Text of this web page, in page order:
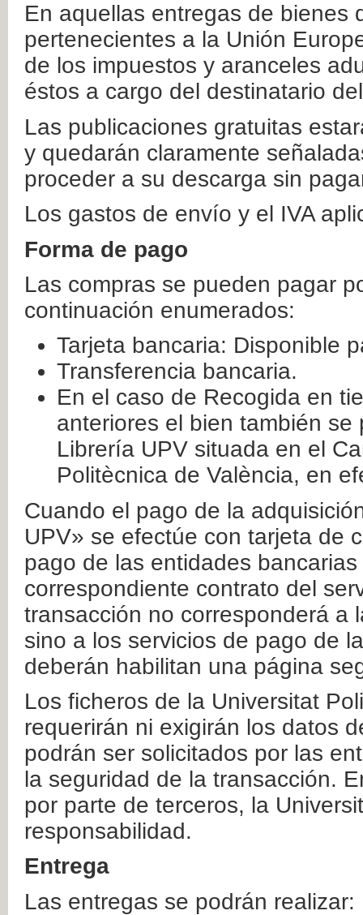
En aquellas entregas de bienes
pertenecientes a la Unión
de los impuestos y aranceles
éstos a cargo del destinatario
Las publicaciones gratuitas
y quedarán claramente
proceder a su descarga sin
Los gastos de envío y el IVA
Forma de pago
Las compras se pueden pagar
continuación enumerados:
Tarjeta bancaria: Disponible
Transferencia bancaria.
En el caso de Recogida en
anteriores el bien también
Librería UPV situada en el
Politècnica de València, en
Cuando el pago de la
UPV» se efectúe con tarjeta de
pago de las entidades
correspondiente contrato del
transacción no corresponderá a
sino a los servicios de pago de
deberán habilitan una página
Los ficheros de la Universitat
requerirán ni exigirán los datos
podrán ser solicitados por las
la seguridad de la transacción.
por parte de terceros, la
responsabilidad.
Entrega
Las entregas se podrán realizar: